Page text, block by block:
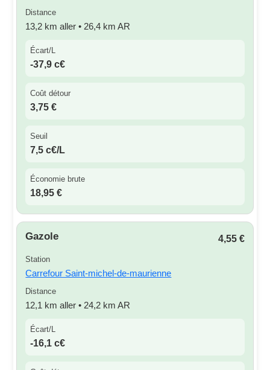
Distance
13,2 km aller • 26,4 km AR
Écart/L
-37,9 c€
Coût détour
3,75 €
Seuil
7,5 c€/L
Économie brute
18,95 €
Gazole 4,55 €
Station
Carrefour Saint-michel-de-maurienne
Distance
12,1 km aller • 24,2 km AR
Écart/L
-16,1 c€